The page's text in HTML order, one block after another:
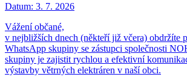
Datum: 3. 7. 2026
Vážení občané,
v nejbližších dnech (někteří již včera) obdržíte
WhatsApp skupiny se zástupci společnosti
skupiny je zajistit rychlou a efektivní
výstavby větrných elektráren v naší obci.